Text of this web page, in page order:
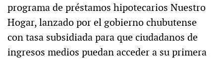
programa de préstamos hipotecarios Nuestro
Hogar, lanzado por el gobierno chubutense
con tasa subsidiada para que ciudadanos de
ingresos medios puedan acceder a su primera